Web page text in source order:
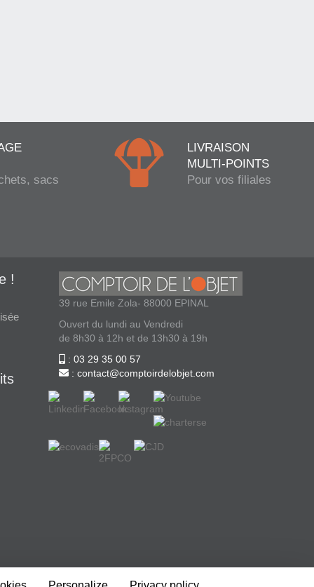
sacs
LIVRAISON
MULTI-POINTS
Pour vos filiales
!
39 rue Emile Zola- 88000 EPINAL
Ouvert du lundi au Vendredi
de 8h30 à 12h et de 13h30 à 19h
: 03 29 35 00 57
: contact@comptoirdelobjet.com